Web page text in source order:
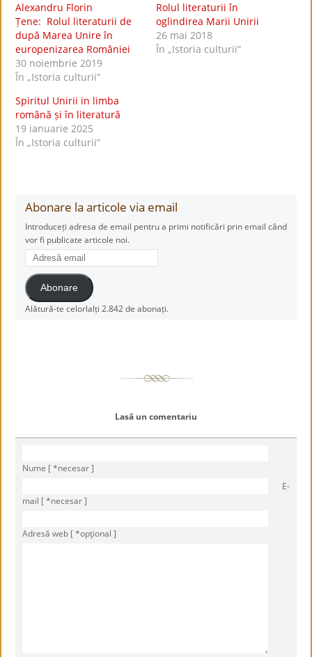
Alexandru Florin
Țene: Rolul literaturii de
după Marea Unire în
europenizarea României
30 noiembrie 2019
În „Istoria culturii”
Rolul literaturii în
oglindirea Marii Unirii
26 mai 2018
În „Istoria culturii”
Spiritul Unirii in limba
română și în literatură
19 ianuarie 2025
În „Istoria culturii”
Abonare la articole via email
Introduceți adresa de email pentru a primi notificări prin email când
vor fi publicate articole noi.
Adresă
email
Abonare
Alătură-te celorlalți 2.842 de abonați.
Lasă un comentariu
Nume [ *necesar ]
E-
mail [ *necesar ]
Adresă web [ *opţional ]